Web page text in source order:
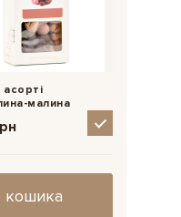
щоб
г; Білки – 8,22 г;
малина
кошика